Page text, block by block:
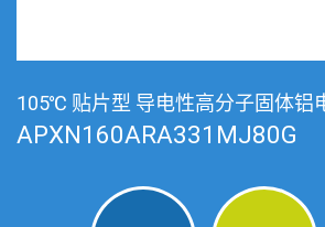
105℃ 贴片型 导电性高分子固体铝
APXN160ARA331MJ80G